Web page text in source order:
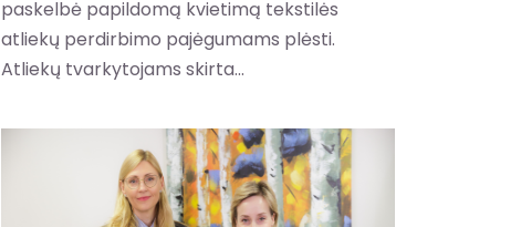
paskelbė papildomą kvietimą tekstilės
atliekų perdirbimo pajėgumams plėsti.
Atliekų tvarkytojams skirta...